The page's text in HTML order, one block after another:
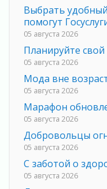
Выбрать
помогут
05 августа 2026
Планируйте
05 августа 2026
Мода вне
05 августа 2026
Марафон
05 августа 2026
Добровольцы
05 августа 2026
С заботой о
05 августа 2026